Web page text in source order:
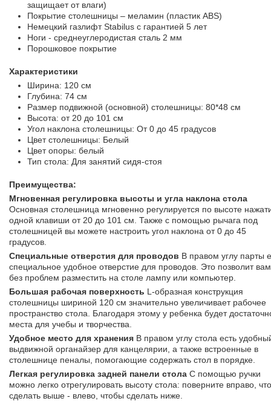
защищает от влаги)
Покрытие столешницы – меламин (пластик ABS)
Немецкий газлифт Stabilus с гарантией 5 лет
Ноги - среднеуглеродистая сталь 2 мм
Порошковое покрытие
Характеристики
Ширина: 120 см
Глубина: 74 см
Размер подвижной (основной) столешницы: 80*48 см
Высота: от 20 до 101 см
Угол наклона столешницы: От 0 до 45 градусов
Цвет столешницы: Белый
Цвет опоры: белый
Тип стола: Для занятий сидя-стоя
Преимущества:
Мгновенная регулировка высоты и угла наклона стола
Основная столешница мгновенно регулируется по высоте
одной клавиши от 20 до 101 см. Также с помощью рычага под
столешницей вы можете настроить угол наклона от 0 до 45
градусов.
Специальные отверстия для проводов В правом углу парты
специальное удобное отверстие для проводов. Это позволит вам
без проблем разместить на столе лампу или компьютер.
Большая рабочая поверхность L-образная конструкция
столешницы шириной 120 см значительно увеличивает рабочее
пространство стола. Благодаря этому у ребенка будет
места для учебы и творчества.
Удобное место для хранения В правом углу стола есть
выдвижной органайзер для канцелярии, а также встроенные в
столешнице пеналы, помогающие содержать стол в порядке.
Легкая регулировка задней панели стола С помощью ручки
можно легко отрегулировать высоту стола: поверните вправо,
сделать выше - влево, чтобы сделать ниже.